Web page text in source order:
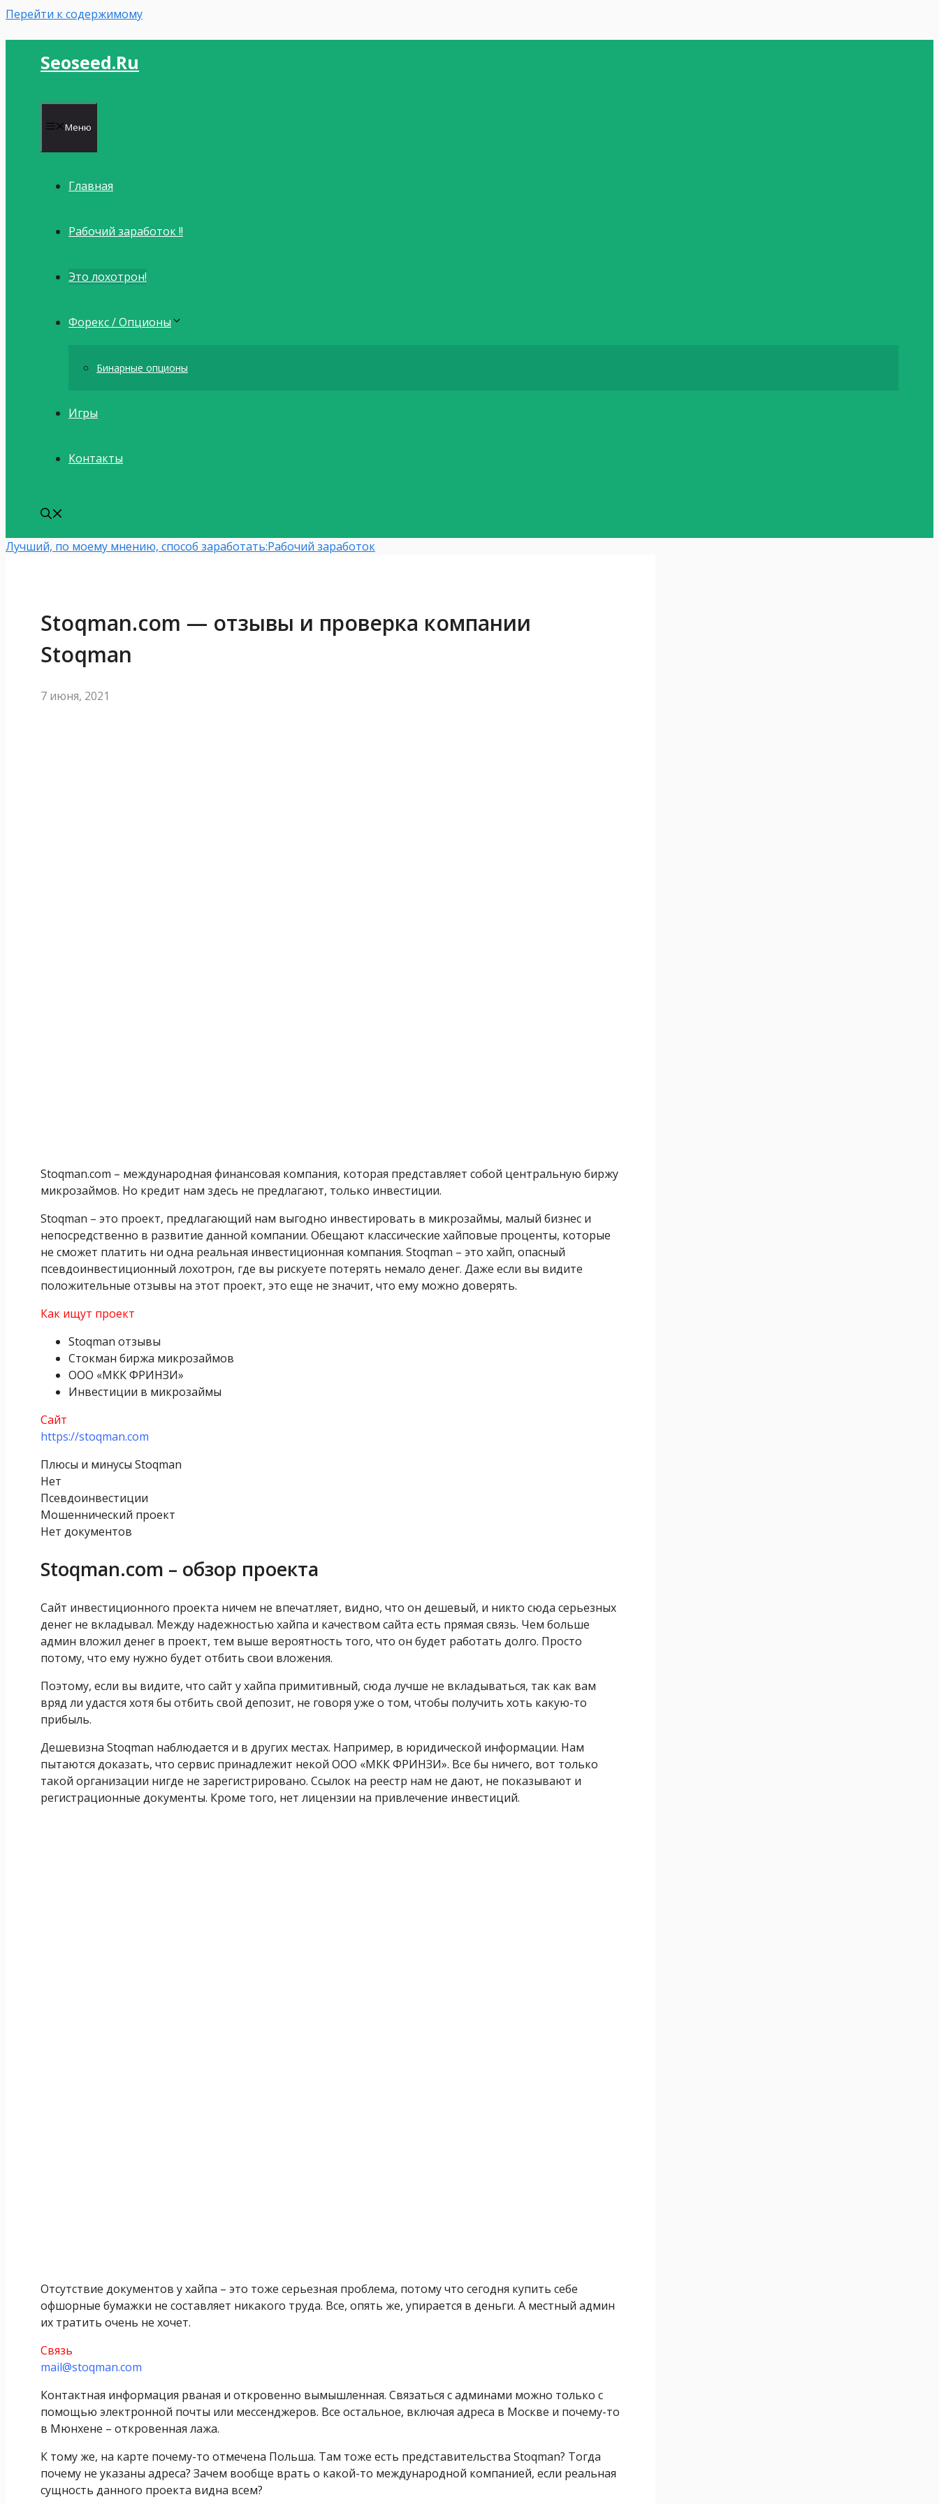
Перейти к содержимому
Seoseed.ru
Меню
Главная
Рабочий заработок !!
Это лохотрон!
Форекс / Опционы
Бинарные опционы
Игры
Контакты
Лучший, по моему мнению, способ заработать:Рабочий заработок
Stoqman.com — отзывы и проверка компании
Stoqman
7 июня, 2021
Stoqman.com – международная финансовая компания, которая представляет собой центральную биржу
микрозаймов. Но кредит нам здесь не предлагают, только инвестиции.
Stoqman – это проект, предлагающий нам выгодно инвестировать в микрозаймы, малый бизнес и
непосредственно в развитие данной компании. Обещают классические хайповые проценты, которые
не сможет платить ни одна реальная инвестиционная компания. Stoqman – это хайп, опасный
псевдоинвестиционный лохотрон, где вы рискуете потерять немало денег. Даже если вы видите
положительные отзывы на этот проект, это еще не значит, что ему можно доверять.
Как ищут проект
Stoqman отзывы
Стокман биржа микрозаймов
ООО «МКК ФРИНЗИ»
Инвестиции в микрозаймы
Сайт
https://stoqman.com
Плюсы и минусы Stoqman
Нет
Псевдоинвестиции
Мошеннический проект
Нет документов
Stoqman.com – обзор проекта
Сайт инвестиционного проекта ничем не впечатляет, видно, что он дешевый, и никто сюда серьезных
денег не вкладывал. Между надежностью хайпа и качеством сайта есть прямая связь. Чем больше
админ вложил денег в проект, тем выше вероятность того, что он будет работать долго. Просто
потому, что ему нужно будет отбить свои вложения.
Поэтому, если вы видите, что сайт у хайпа примитивный, сюда лучше не вкладываться, так как вам
вряд ли удастся хотя бы отбить свой депозит, не говоря уже о том, чтобы получить хоть какую-то
прибыль.
Дешевизна Stoqman наблюдается и в других местах. Например, в юридической информации. Нам
пытаются доказать, что сервис принадлежит некой ООО «МКК ФРИНЗИ». Все бы ничего, вот только
такой организации нигде не зарегистрировано. Ссылок на реестр нам не дают, не показывают и
регистрационные документы. Кроме того, нет лицензии на привлечение инвестиций.
Отсутствие документов у хайпа – это тоже серьезная проблема, потому что сегодня купить себе
офшорные бумажки не составляет никакого труда. Все, опять же, упирается в деньги. А местный админ
их тратить очень не хочет.
Связь
mail@stoqman.com
Контактная информация рваная и откровенно вымышленная. Связаться с админами можно только с
помощью электронной почты или мессенджеров. Все остальное, включая адреса в Москве и почему-то
в Мюнхене – откровенная лажа.
К тому же, на карте почему-то отмечена Польша. Там тоже есть представительства Stoqman? Тогда
почему не указаны адреса? Зачем вообще врать о какой-то международной компанией, если реальная
сущность данного проекта видна всем?